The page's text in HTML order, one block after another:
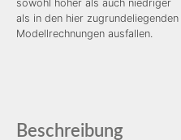
sowohl höher als auch niedriger
als in den hier zugrundeliegenden
Modellrechnungen ausfallen.
Beschreibung